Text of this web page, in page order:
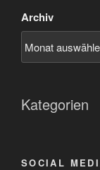
Archiv
Kategorien
SOCIAL